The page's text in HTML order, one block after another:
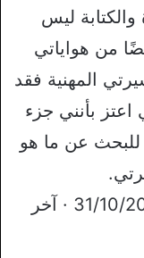
ليس
من هواياتي
المهنية فقد
بأنني جزء
للبحث عن ما هو
نُشر: 31/10/2022 · آخر